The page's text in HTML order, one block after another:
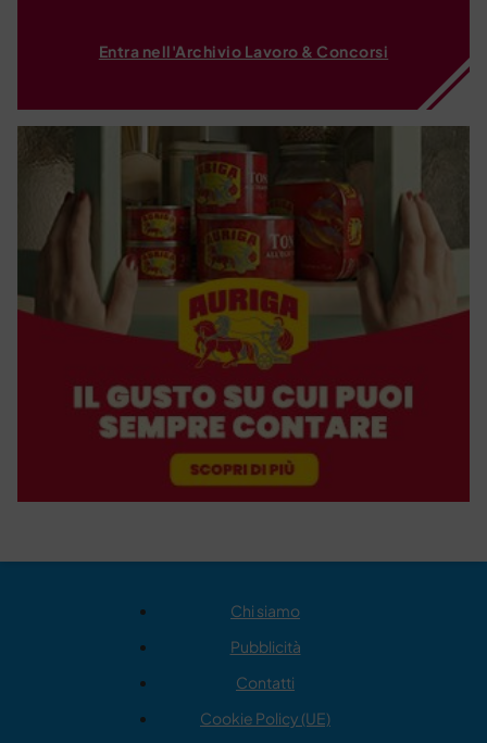
Entra nell'Archivio Lavoro & Concorsi
Chi siamo
Pubblicità
Contatti
Cookie Policy (UE)